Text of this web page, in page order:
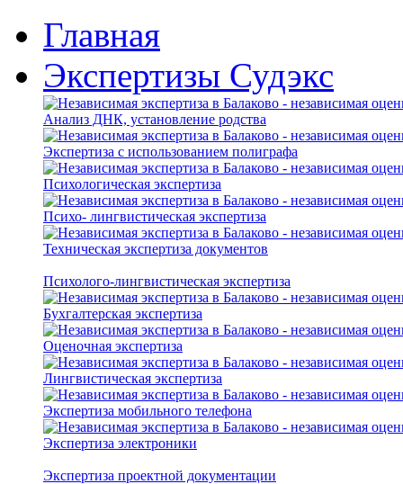
Главная
Экспертизы Судэкс
Анализ ДНК, установление родства
Экспертиза с использованием полиграфа
Психологическая экспертиза
Психо- лингвистическая экспертиза
Техническая экспертиза документов
Психолого-лингвистическая экспертиза
Бухгалтерская экспертиза
Оценочная экспертиза
Лингвистическая экспертиза
Экспертиза мобильного телефона
Экспертиза электроники
Экспертиза проектной документации